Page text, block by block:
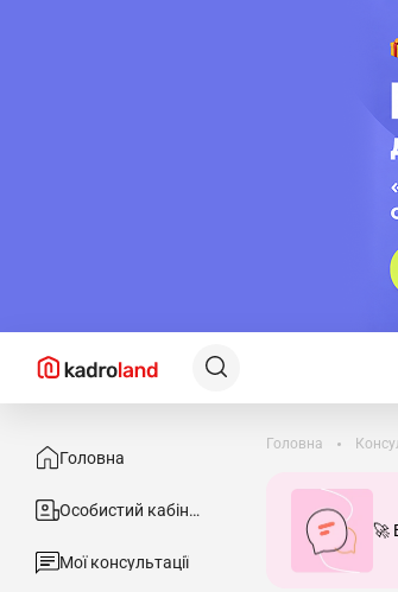
Головна
Особистий кабінет
Мої консультації
Головна
🚀